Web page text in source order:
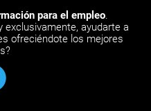
para el empleo.
exclusivamente, ayudarte a
ofreciéndote los mejores